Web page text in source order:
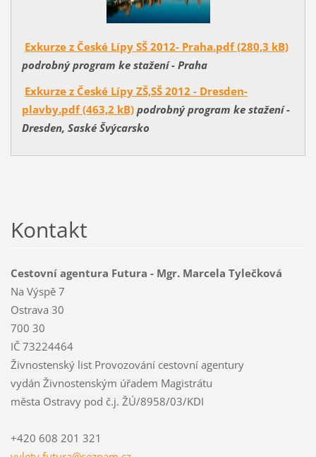
Exkurze z České Lípy SŠ 2012- Praha.pdf (280,3 kB)
podrobný program ke stažení - Praha
Exkurze z České Lípy ZŠ,SŠ 2012 - Dresden-
plavby.pdf (463,2 kB) podrobný program ke stažení -
Dresden, Saské Švýcarsko
Kontakt
Cestovní agentura Futura - Mgr. Marcela Tylečková
Na Výspě 7
Ostrava 30
700 30
IČ 73224464
Živnostenský list Provozování cestovní agentury
vydán Živnostenským úřadem Magistrátu
města Ostravy pod č.j. ŽÚ/8958/03/KDI
+420 608 201 321